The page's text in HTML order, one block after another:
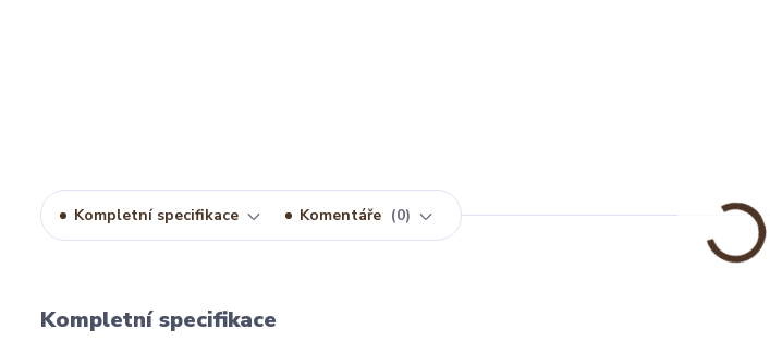
Kompletní specifikace Komentáře 0
Kompletní specifikace